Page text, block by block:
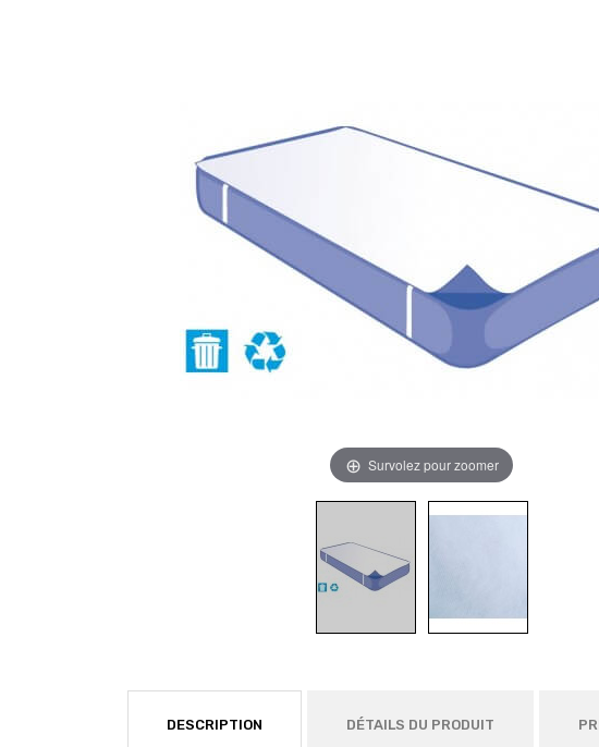
Survolez pour zoomer
DESCRIPTION DÉTAILS DU PRODUIT